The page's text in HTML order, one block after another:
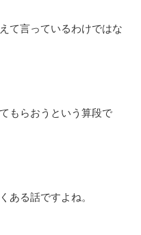
て言っているわけではな
もらおうという算段で
ある話ですよね。